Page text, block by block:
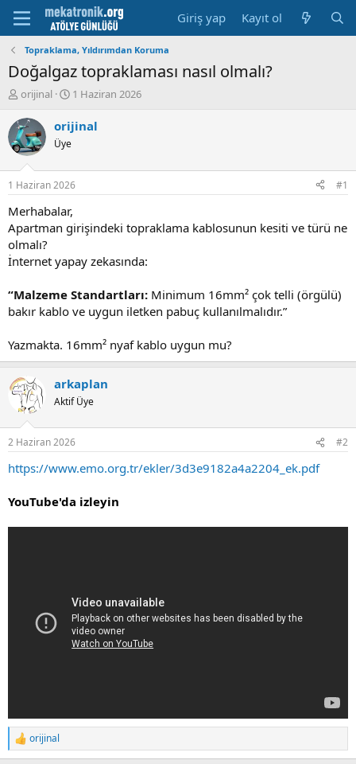
Giriş yap Kayıt ol
Topraklama, Yıldırımdan Koruma
Doğalgaz topraklaması nasıl olmalı?
K
n
u
y
u
b
a
ş
a
t
a
orijinal
B
ş
l
a
t
r
i
i
1 Haziran 2026
orijinal
Üye
1 Haziran 2026 #1
Merhabalar,
Apartman girişindeki topraklama kablosunun kesiti ve türü ne
olmalı?
İnternet yapay zekasında:
“Malzeme Standartları: Minimum 16mm² çok telli (örgülü)
bakır kablo ve uygun iletken pabuç kullanılmalıdır.”
Yazmakta. 16mm² nyaf kablo uygun mu?
arkaplan
Aktif Üye
2 Haziran 2026 #2
https://www.emo.org.tr/ekler/3d3e9182a4a2204_ek.pdf
YouTube'da izleyin
R
e
orijinal